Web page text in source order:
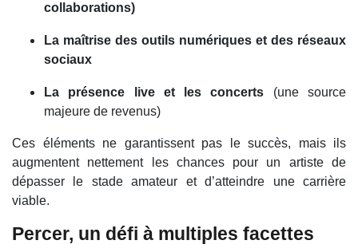
collaborations)
La maîtrise des outils numériques et des réseaux
sociaux
La présence live et les concerts (une source
majeure de revenus)
Ces éléments ne garantissent pas le succès, mais ils
augmentent nettement les chances pour un artiste de
dépasser le stade amateur et d’atteindre une carrière
viable.
Percer, un défi à multiples facettes